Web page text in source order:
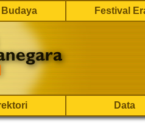
Festival
Data